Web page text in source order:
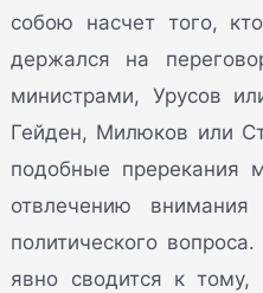
собою насчет того,
держался на
министрами, Урусов
Гейден, Милюков или
подобные пререкания
отвлечению внимания
политического
явно сводится к тому,